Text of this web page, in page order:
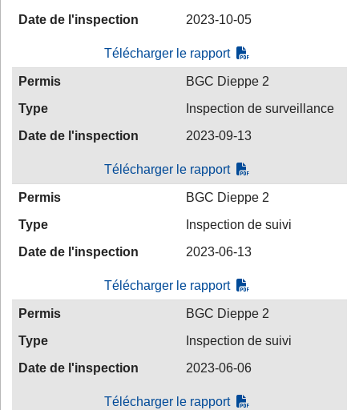
Date de l'inspection
2023-10-05
Télécharger le rapport
Permis
BGC Dieppe 2
Type
Inspection de surveillance
Date de l'inspection
2023-09-13
Télécharger le rapport
Permis
BGC Dieppe 2
Type
Inspection de suivi
Date de l'inspection
2023-06-13
Télécharger le rapport
Permis
BGC Dieppe 2
Type
Inspection de suivi
Date de l'inspection
2023-06-06
Télécharger le rapport